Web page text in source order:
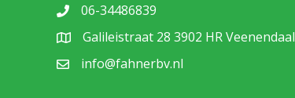
06-34486839
Galileistraat 28 3902 HR Veenendaal
info@fahnerbv.nl